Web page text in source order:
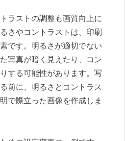
ラストの調整も画質向上に
さやコントラストは、印刷
です。明るさが適切でない
写真が暗く見えたり、コン
する可能性があります。写
前に、明るさとコントラス
で際立った画像を作成しま